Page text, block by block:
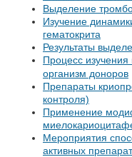
Выделение
Изучение
гематокрита
Результаты
Процесс изучения
организм доноров
Препараты
контроля)
Применение
Мероприятия
активных